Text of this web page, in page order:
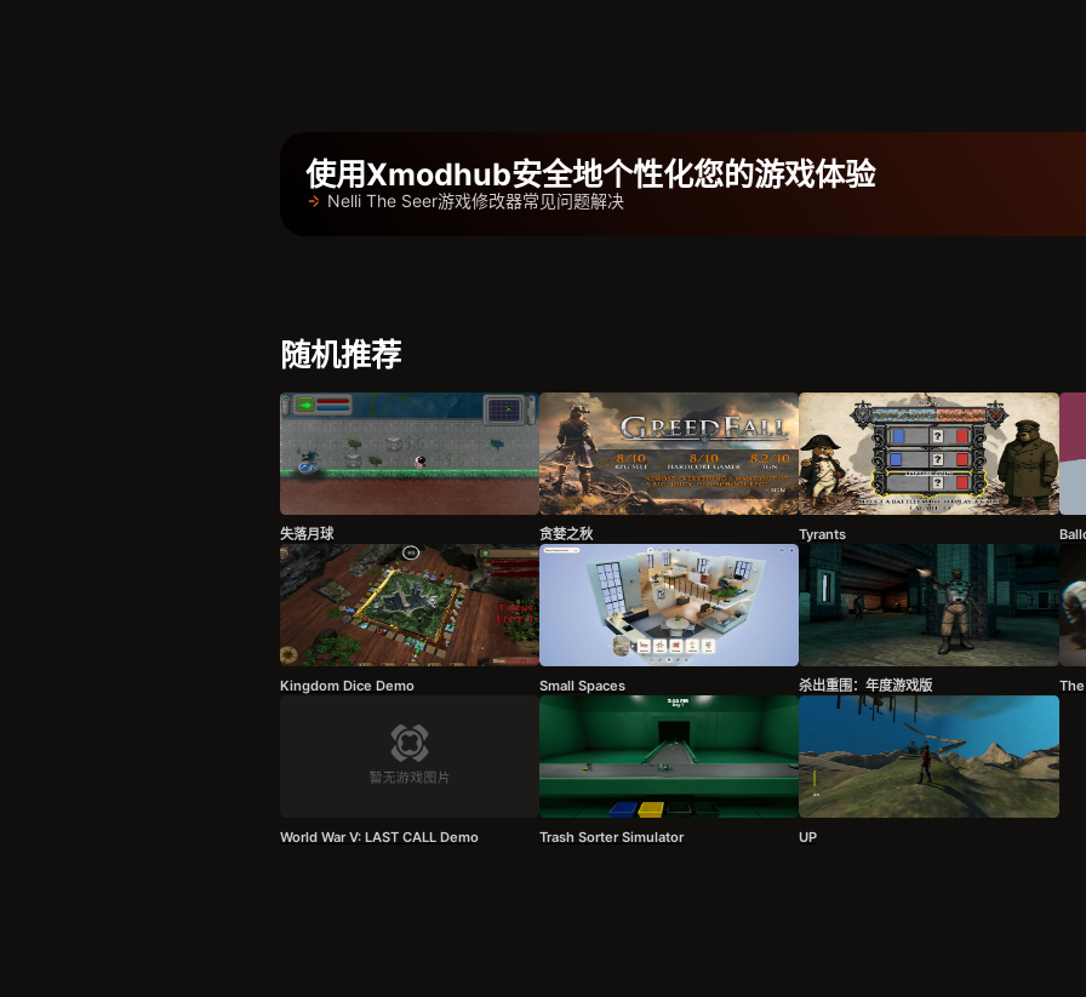
使用Xmodhub安全地个性化您的游戏体验
Nelli The Seer游戏修改器常见问题解决
随机推荐
失落月球 贪婪之秋 Tyrants
Kingdom Dice Demo Small Spaces 杀出重围：年度游戏版
World War V: LAST CALL Demo Trash Sorter Simulator UP